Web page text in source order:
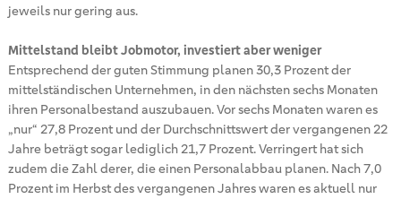
jeweils nur gering aus.
Mittelstand bleibt Jobmotor, investiert aber weniger
Entsprechend der guten Stimmung planen 30,3 Prozent der
mittelständischen Unternehmen, in den nächsten sechs Monaten
ihren Personalbestand auszubauen. Vor sechs Monaten waren es
„nur“ 27,8 Prozent und der Durchschnittswert der vergangenen 22
Jahre beträgt sogar lediglich 21,7 Prozent. Verringert hat sich
zudem die Zahl derer, die einen Personalabbau planen. Nach 7,0
Prozent im Herbst des vergangenen Jahres waren es aktuell nur